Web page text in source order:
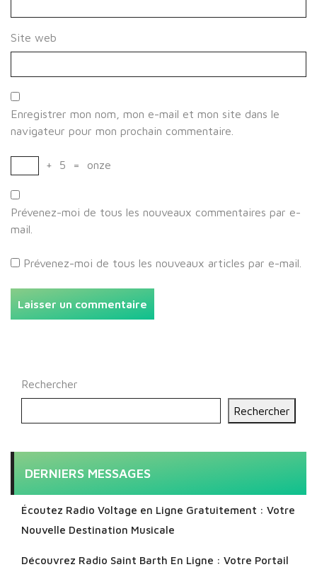
Site web
Enregistrer mon nom, mon e-mail et mon site dans le
navigateur pour mon prochain commentaire.
+ 5 = onze
Prévenez-moi de tous les nouveaux commentaires par e-
mail.
Prévenez-moi de tous les nouveaux articles par e-mail.
Rechercher
Rechercher
DERNIERS MESSAGES
Écoutez Radio Voltage en Ligne Gratuitement : Votre
Nouvelle Destination Musicale
Découvrez Radio Saint Barth En Ligne : Votre Portail